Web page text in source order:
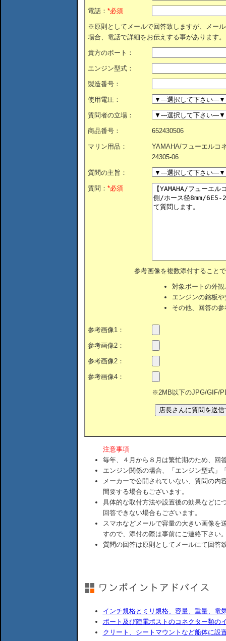
電話： *必須
※原則としてメールで回答致しますが、メー
場合、電話で詳細をお伝えする事があります。
貴方のボート：
エンジン型式：
製造番号：
使用電圧：
質問者の立場：
商品番号： 652430506
マリン用品：
YAMAHA/フューエルコ
24305-06
質問の主旨：
質問： *必須
参考画像を複数添付すること
対象ボートの外
エンジンの銘板
その他、回答の
参考画像1：
参考画像2：
参考画像2：
参考画像4：
※2MB以下のJPG/GIF/
注意事項
毎年、４月から８月は繁忙期のため、回
エンジン関係の場合、「エンジン型式」
メーカーで公開されていない、質問の内
間要する場合もございます。
具体的な取付方法や設置後の効果などに
回答できない場合もございます。
スマホなどメールで容量の大きい画像を
すので、添付の際は事前にご連絡下さい
質問の回答は原則としてメールにて回答
インチ規格とミリ規格、容量、重量、電
ボート及び陸電ポストのコネクター類の
クリート、シートマウントなど船体に設